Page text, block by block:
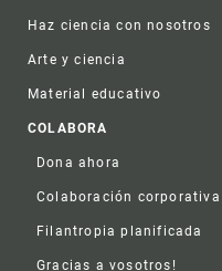
Haz ciencia con nosotros
Arte y ciencia
Material educativo
COLABORA
Dona ahora
Colaboración corporativa
Filantropia planificada
Gracias a vosotros!